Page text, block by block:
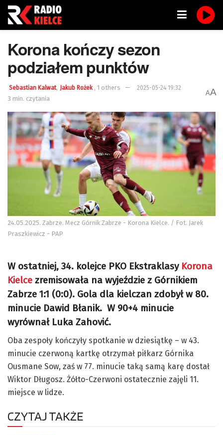
Korona kończy sezon
podziałem punktów
Sebastian Kalwat, Jakub Rożek , 1 others 2025-05-24 19:32
3 min. czytania
AA
24.05.2025. Zabrze. Mecz Górnik Zabrze - Korona Kielce. / Fot. Jarek
Praszkiewicz - PAP
W ostatniej, 34. kolejce PKO Ekstraklasy Korona
Kielce zremisowała na wyjeździe z Górnikiem
Zabrze 1:1 (0:0). Gola dla kielczan zdobył w 80.
minucie Dawid Błanik. W 90+4 minucie
wyrównał Luka Zahović.
Oba zespoły kończyły spotkanie w dziesiątkę – w 43.
minucie czerwoną kartkę otrzymał piłkarz Górnika
Ousmane Sow, zaś w 77. minucie taką samą karę dostał
Wiktor Długosz. Żółto-Czerwoni ostatecznie zajęli 11.
miejsce w lidze.
CZYTAJ TAKŻE